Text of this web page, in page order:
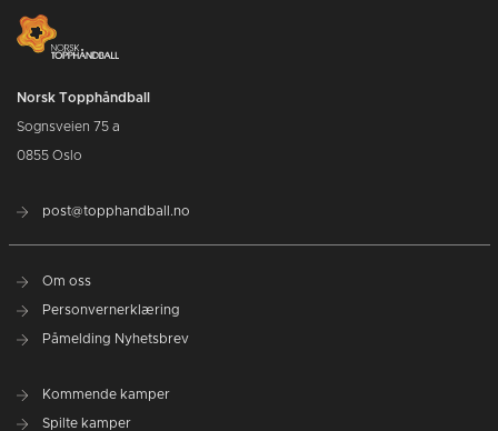
Norsk Topphåndball
Sognsveien 75 a
0855 Oslo
post@topphandball.no
Om oss
Personvernerklæring
Påmelding Nyhetsbrev
Kommende kamper
Spilte kamper